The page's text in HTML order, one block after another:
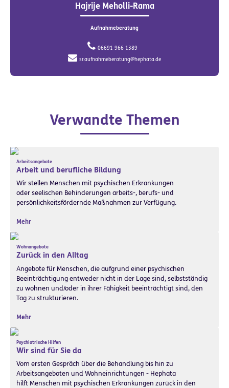
Hajrije Meholli-Rama
Aufnahmeberatung
06691 966 1389
sr.aufnahmeberatung@hephata.de
Verwandte Themen
Arbeitsangebote
Arbeit und berufliche Bildung
Wir stellen Menschen mit psychischen Erkrankungen
oder seelischen Behinderungen arbeits-, berufs- und
persönlichkeitsfördernde Maßnahmen zur Verfügung.
Mehr
Wohnangebote
Zurück in den Alltag
Angebote für Menschen, die aufgrund einer psychischen
Beeinträchtigung entweder nicht in der Lage sind, selbstständig
zu wohnen und/oder in ihrer Fähigkeit beeinträchtigt sind, den
Tag zu strukturieren.
Mehr
Psychiatrische Hilfen
Wir sind für Sie da
Vom ersten Gespräch über die Behandlung bis hin zu
Arbeitsangeboten und Wohneinrichtungen - Hephata
hilft Menschen mit psychischen Erkrankungen zurück in den